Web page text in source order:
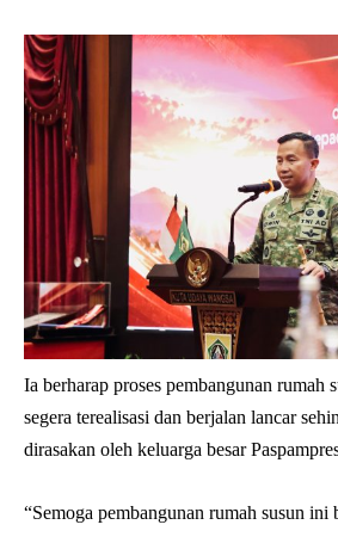
Ia berharap proses pembangunan rumah
segera terealisasi dan berjalan lancar
dirasakan oleh keluarga besar
“Semoga pembangunan rumah susun ini